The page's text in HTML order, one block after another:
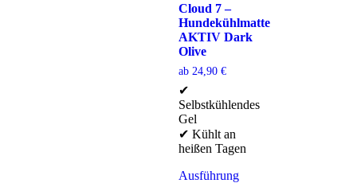
Cloud 7 –
Hundekühlmatte
AKTIV Dark
Olive
ab 24,90 €
✔
Selbstkühlendes
Gel
✔ Kühlt an
heißen Tagen
Ausführung